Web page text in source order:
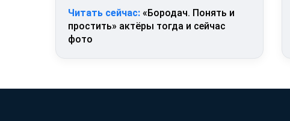
Читать сейчас: «Бородач. Понять и
простить» актёры тогда и сейчас
фото